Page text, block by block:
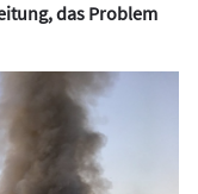
das Problem